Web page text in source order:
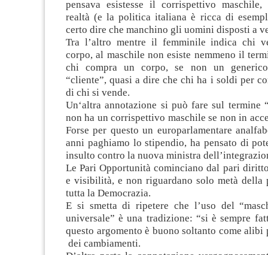
pensava esistesse il corrispettivo
realtà (e la politica italiana è ricca di
certo dire che manchino gli uomini disposti a
Tra l’altro mentre il femminile indica chi
corpo, al maschile non esiste nemmeno il
chi compra un corpo, se non un
“cliente”, quasi a dire che chi ha i soldi per
di chi si vende.
Un‘altra annotazione si può fare sul termine
non ha un corrispettivo maschile se non in
Forse per questo un europarlamentare
anni paghiamo lo stipendio, ha pensato di
insulto contro la nuova ministra
Le Pari Opportunità cominciano dal pari
e visibilità, e non riguardano solo metà della
tutta la Democrazia.
E si smetta di ripetere che l’uso del
universale” è una tradizione: “si è sempre
questo argomento è buono soltanto come alibi
dei cambiamenti.